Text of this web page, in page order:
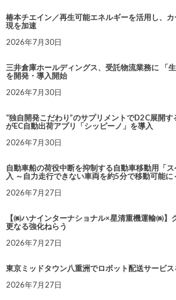
椿本チエイン／再生可能エネルギーを活用し、
現を加速
2026年7月30日
三井倉庫ホールディングス、受託物流業務に 「
を開発・導入開始
2026年7月30日
“独自開発こだわり”のサプリメントでD2C展開す
がEC自動出荷アプリ「シッピーノ」を導入
2026年7月30日
自動車船の荷役中断を抑制する自動車移動用「
入 ～自力走行できない車両を約5分で移動可能に
2026年7月27日
【㈱ハナインターナショナル×星清重機運輸㈱
更なる強化ねらう
2026年7月27日
東京ミッドタウン八重洲でロボット配送サービ
2026年7月27日